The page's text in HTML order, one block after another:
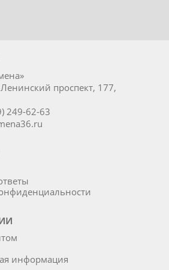
проспект, 177,
249-62-63
информация